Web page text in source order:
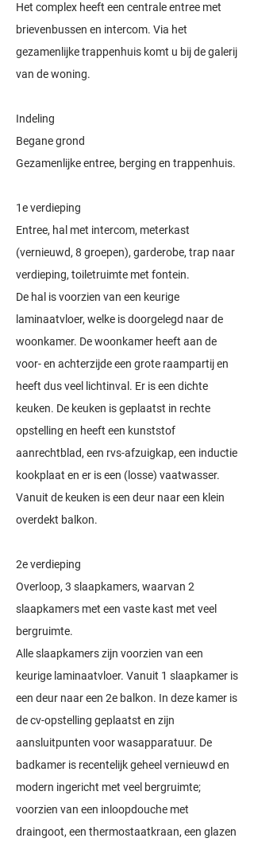
Het complex heeft een centrale entree met
brievenbussen en intercom. Via het
gezamenlijke trappenhuis komt u bij de galerij
van de woning.
Indeling
Begane grond
Gezamenlijke entree, berging en trappenhuis.
1e verdieping
Entree, hal met intercom, meterkast
(vernieuwd, 8 groepen), garderobe, trap naar
verdieping, toiletruimte met fontein.
De hal is voorzien van een keurige
laminaatvloer, welke is doorgelegd naar de
woonkamer. De woonkamer heeft aan de
voor- en achterzijde een grote raampartij en
heeft dus veel lichtinval. Er is een dichte
keuken. De keuken is geplaatst in rechte
opstelling en heeft een kunststof
aanrechtblad, een rvs-afzuigkap, een inductie
kookplaat en er is een (losse) vaatwasser.
Vanuit de keuken is een deur naar een klein
overdekt balkon.
2e verdieping
Overloop, 3 slaapkamers, waarvan 2
slaapkamers met een vaste kast met veel
bergruimte.
Alle slaapkamers zijn voorzien van een
keurige laminaatvloer. Vanuit 1 slaapkamer is
een deur naar een 2e balkon. In deze kamer is
de cv-opstelling geplaatst en zijn
aansluitpunten voor wasapparatuur. De
badkamer is recentelijk geheel vernieuwd en
modern ingericht met veel bergruimte;
voorzien van een inloopdouche met
draingoot, een thermostaatkraan, een glazen